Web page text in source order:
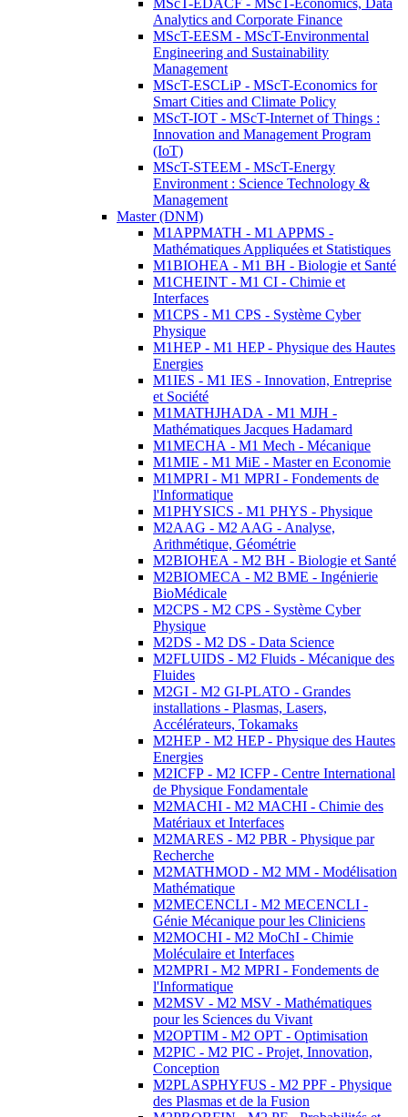
MScT-EDACF - MScT-Economics, Data
Analytics and Corporate Finance
MScT-EESM - MScT-Environmental
Engineering and Sustainability
Management
MScT-ESCLiP - MScT-Economics for
Smart Cities and Climate Policy
MScT-IOT - MScT-Internet of Things :
Innovation and Management Program
(IoT)
MScT-STEEM - MScT-Energy
Environment : Science Technology &
Management
Master (DNM)
M1APPMATH - M1 APPMS -
Mathématiques Appliquées et Statistiques
M1BIOHEA - M1 BH - Biologie et Santé
M1CHEINT - M1 CI - Chimie et
Interfaces
M1CPS - M1 CPS - Système Cyber
Physique
M1HEP - M1 HEP - Physique des Hautes
Energies
M1IES - M1 IES - Innovation, Entreprise
et Société
M1MATHJHADA - M1 MJH -
Mathématiques Jacques Hadamard
M1MECHA - M1 Mech - Mécanique
M1MIE - M1 MiE - Master en Economie
M1MPRI - M1 MPRI - Fondements de
l'Informatique
M1PHYSICS - M1 PHYS - Physique
M2AAG - M2 AAG - Analyse,
Arithmétique, Géométrie
M2BIOHEA - M2 BH - Biologie et Santé
M2BIOMECA - M2 BME - Ingénierie
BioMédicale
M2CPS - M2 CPS - Système Cyber
Physique
M2DS - M2 DS - Data Science
M2FLUIDS - M2 Fluids - Mécanique des
Fluides
M2GI - M2 GI-PLATO - Grandes
installations - Plasmas, Lasers,
Accélérateurs, Tokamaks
M2HEP - M2 HEP - Physique des Hautes
Energies
M2ICFP - M2 ICFP - Centre International
de Physique Fondamentale
M2MACHI - M2 MACHI - Chimie des
Matériaux et Interfaces
M2MARES - M2 PBR - Physique par
Recherche
M2MATHMOD - M2 MM - Modélisation
Mathématique
M2MECENCLI - M2 MECENCLI -
Génie Mécanique pour les Cliniciens
M2MOCHI - M2 MoChI - Chimie
Moléculaire et Interfaces
M2MPRI - M2 MPRI - Fondements de
l'Informatique
M2MSV - M2 MSV - Mathématiques
pour les Sciences du Vivant
M2OPTIM - M2 OPT - Optimisation
M2PIC - M2 PIC - Projet, Innovation,
Conception
M2PLASPHYFUS - M2 PPF - Physique
des Plasmas et de la Fusion